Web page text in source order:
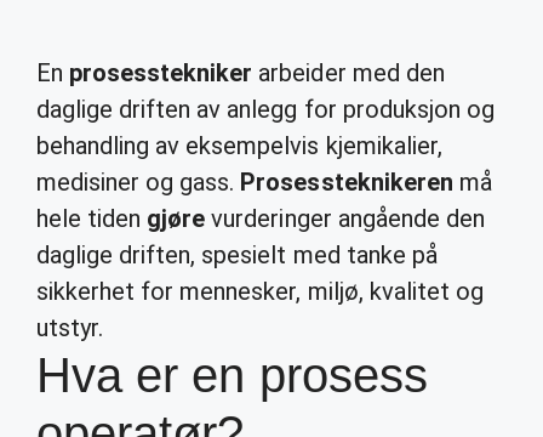
En prosesstekniker arbeider med den
daglige driften av anlegg for produksjon og
behandling av eksempelvis kjemikalier,
medisiner og gass. Prosessteknikeren må
hele tiden gjøre vurderinger angående den
daglige driften, spesielt med tanke på
sikkerhet for mennesker, miljø, kvalitet og
utstyr.
Hva er en prosess